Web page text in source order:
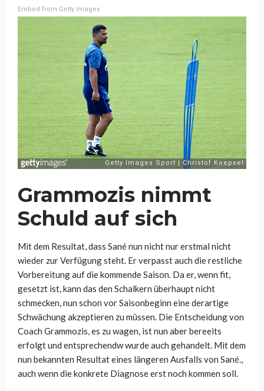
Embed from Getty Images
Grammozis nimmt
Schuld auf sich
Mit dem Resultat, dass Sané nun nicht nur erstmal nicht
wieder zur Verfügung steht. Er verpasst auch die restliche
Vorbereitung auf die kommende Saison. Da er, wenn fit,
gesetzt ist, kann das den Schalkern überhaupt nicht
schmecken, nun schon vor Saisonbeginn eine derartige
Schwächung akzeptieren zu müssen. Die Entscheidung von
Coach Grammozis, es zu wagen, ist nun aber bereeits
erfolgt und entsprechendw wurde auch gehandelt. Mit dem
nun bekannten Resultat eines längeren Ausfalls von Sané.,
auch wenn die konkrete Diagnose erst noch kommen soll.